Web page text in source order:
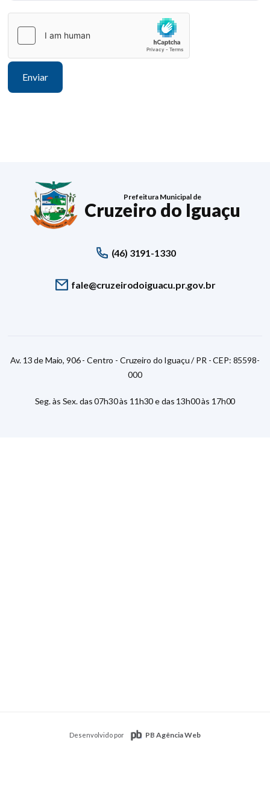
Prefeitura Municipal de
Cruzeiro do Iguaçu
(46) 3191-1330
fale@cruzeirodoiguacu.pr.gov.br
Av. 13 de Maio, 906 - Centro - Cruzeiro do Iguaçu / PR - CEP: 85598-
000
Seg. às Sex. das 07h30 às 11h30 e das 13h00 às 17h00
Desenvolvido por PB Agência Web